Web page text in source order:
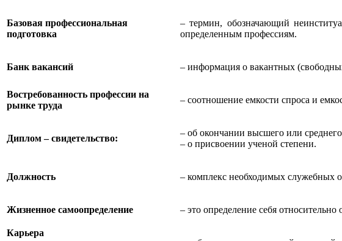
Базовая профессиональная
подготовка
– термин, обозначающий
определенным профессиям.
Банк вакансий – информация о вакантных
Востребованность профессии на
рынке труда​​
– соотношение емкости спроса и
Диплом – свидетельство:
– об окончании высшего или
– о присвоении ученой степени.
Должность – комплекс необходимых служебных
Жизненное самоопределение – это определение себя
Карьера